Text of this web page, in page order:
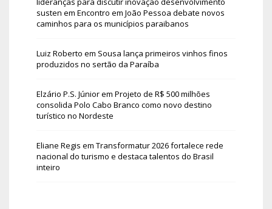
susten em Encontro em João Pessoa debate novos
caminhos para os municípios paraibanos
Luiz Roberto em Sousa lança primeiros vinhos finos
produzidos no sertão da Paraíba
Elzário P.S. Júniorem Projeto de R$ 500 milhões
consolida Polo Cabo Branco como novo destino
turístico no Nordeste
Eliane Regis em Transformatur 2026 fortalece rede
nacional do turismo e destaca talentos do Brasil
inteiro